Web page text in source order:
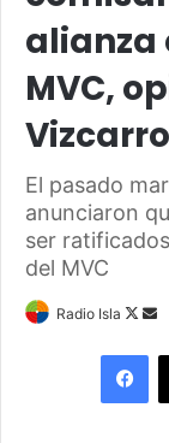
alianza
MVC,
El pasado
anunciaron
ser
del MVC
Radio Isla